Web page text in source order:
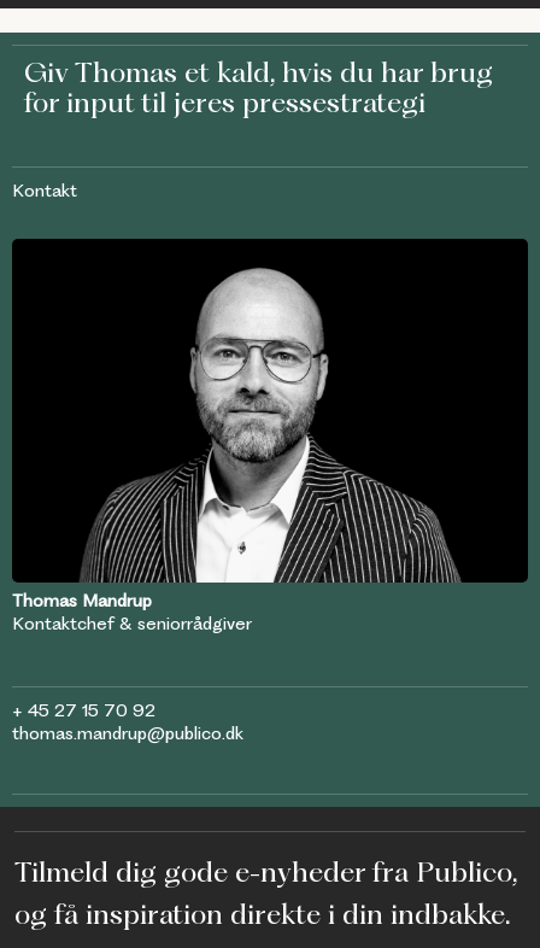
GivThomas et kald, hvis du har brug
for input til jeres pressestrategi
Kontakt
Thomas Mandrup
Kontaktchef & seniorrådgiver
+ 45 27 15 70 92
thomas.mandrup@publico.dk
Tilmeld dig gode e-nyheder fra Publico,
og få inspiration direkte i din indbakke.